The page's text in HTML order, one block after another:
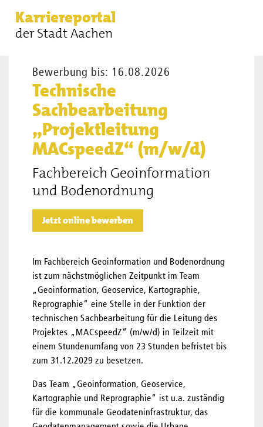
Karriereportal
der Stadt Aachen
„Projektleitung MACspeedZ“ (m/w/d)
Bewerbung bis: 16.08.2026
Technische
Sachbearbeitung
„Projektleitung
MACspeedZ“ (m/w/d)
Fachbereich Geoinformation
und Bodenordnung
Jetzt online bewerben
Im Fachbereich Geoinformation und Bodenordnung
ist zum nächstmöglichen Zeitpunkt im Team
„Geoinformation, Geoservice, Kartographie,
Reprographie“ eine Stelle in der Funktion der
technischen Sachbearbeitung für die Leitung des
Projektes „MACspeedZ“ (m/w/d) in Teilzeit mit
einem Stundenumfang von 23 Stunden befristet bis
zum 31.12.2029 zu besetzen.
Das Team „Geoinformation, Geoservice,
Kartographie und Reprographie“ ist u.a. zuständig
für die kommunale Geodateninfrastruktur, das